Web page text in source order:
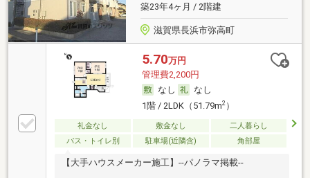
築23年4ヶ月 / 2階建
滋賀県長浜市弥高町
5.70万円
管理費2,200円
なし
なし
1階 / 2LDK（51.79m2）
礼金なし 敷金なし
二人暮らし
バス・トイレ別
駐車場(近隣含) 角部屋
【大手ハウスメーカー施工】--パノラマ掲載--